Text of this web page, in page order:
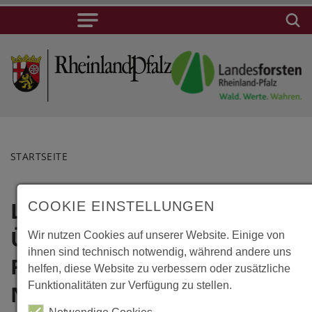
STARTSEITE
Lübbecke,
Überdachung
Freilichtbühne
Nettelstedt
Lübbecke,
Überdachung
COOKIE EINSTELLUNGEN
Wir nutzen Cookies auf unserer Website. Einige von
ihnen sind technisch notwendig, während andere uns
helfen, diese Website zu verbessern oder zusätzliche
Funktionalitäten zur Verfügung zu stellen.